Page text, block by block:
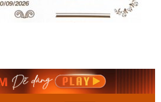
Mua ngay